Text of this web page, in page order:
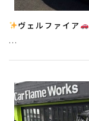
ヴェルファイア
…